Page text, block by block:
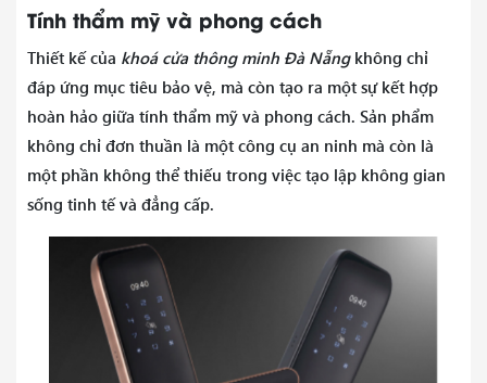
Tính thẩm mỹ và phong cách
Thiết kế của khoá cửa thông minh Đà Nẵngkhông chỉ
đáp ứng mục tiêu bảo vệ, mà còn tạo ra một sự kết hợp
hoàn hảo giữa tính thẩm mỹ và phong cách. Sản phẩm
không chỉ đơn thuần là một công cụ an ninh mà còn là
một phần không thể thiếu trong việc tạo lập không gian
sống tinh tế và đẳng cấp.